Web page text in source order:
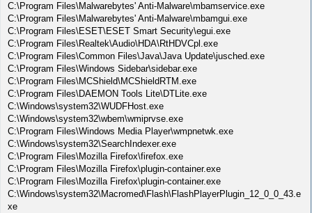
C:\Program Files\Malwarebytes' Anti-Malware\mbamservice.exe
C:\Program Files\Malwarebytes' Anti-Malware\mbamgui.exe
C:\Program Files\ESET\ESET Smart Security\egui.exe
C:\Program Files\Realtek\Audio\HDA\RtHDVCpl.exe
C:\Program Files\Common Files\Java\Java Update\jusched.exe
C:\Program Files\Windows Sidebar\sidebar.exe
C:\Program Files\MCShield\MCShieldRTM.exe
C:\Program Files\DAEMON Tools Lite\DTLite.exe
C:\Windows\system32\WUDFHost.exe
C:\Windows\system32\wbem\wmiprvse.exe
C:\Program Files\Windows Media Player\wmpnetwk.exe
C:\Windows\system32\SearchIndexer.exe
C:\Program Files\Mozilla Firefox\firefox.exe
C:\Program Files\Mozilla Firefox\plugin-container.exe
C:\Program Files\Mozilla Firefox\plugin-container.exe
C:\Windows\system32\Macromed\Flash\FlashPlayerPlugin_12_0_0_43.e
xe